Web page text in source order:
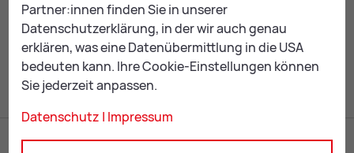
Mail Print
Partner:innen finden Sie in unserer
Datenschutzerklärung, in der wir auch genau
erklären, was eine Datenübermittlung in die USA
bedeuten kann. Ihre Cookie-Einstellungen können
Sie jederzeit anpassen.
Datenschutz | Impressum